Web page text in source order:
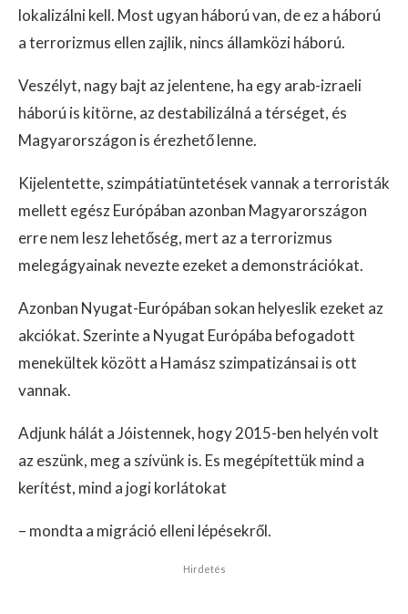
lokalizálni kell. Most ugyan háború van, de ez a háború
a terrorizmus ellen zajlik, nincs államközi háború.
Veszélyt, nagy bajt az jelentene, ha egy arab-izraeli
háború is kitörne, az destabilizálná a térséget, és
Magyarországon is érezhető lenne.
Kijelentette, szimpátiatüntetések vannak a terroristák
mellett egész Európában azonban Magyarországon
erre nem lesz lehetőség, mert az a terrorizmus
melegágyainak nevezte ezeket a demonstrációkat.
Azonban Nyugat-Európában sokan helyeslik ezeket az
akciókat. Szerinte a Nyugat Európába befogadott
menekültek között a Hamász szimpatizánsai is ott
vannak.
Adjunk hálát a Jóistennek, hogy 2015-ben helyén volt
az eszünk, meg a szívünk is. Es megépítettük mind a
kerítést, mind a jogi korlátokat
– mondta a migráció elleni lépésekről.
Hirdetés